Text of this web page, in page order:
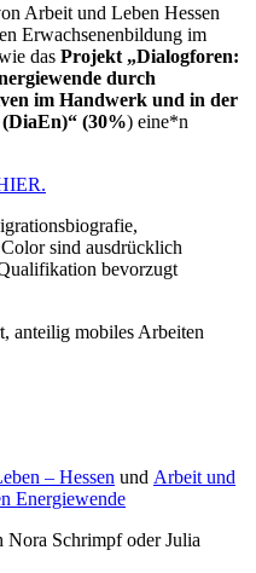
Arbeit und Leben Hessen
Erwachsenenbildung im
das Projekt „Dialogforen:
durch
im Handwerk und in der
(30%) eine*n
sind ausdrücklich
bevorzugt
anteilig mobiles Arbeiten
– Hessen und Arbeit und
Energiewende
Schrimpf oder Julia